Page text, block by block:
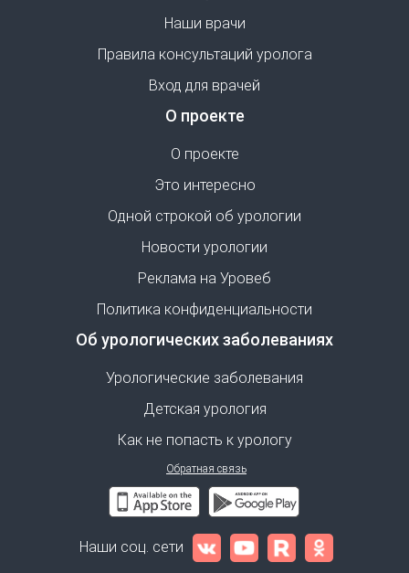
Наши врачи
Правила консультаций уролога
Вход для врачей
О проекте
О проекте
Это интересно
Одной строкой об урологии
Новости урологии
Реклама на Уровеб
Политика конфиденциальности
Об урологических заболеваниях
Урологические заболевания
Детская урология
Как не попасть к урологу
Обратная связь
Наши соц. сети